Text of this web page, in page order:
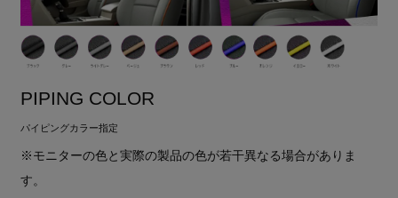
PIPING COLOR
パイピングカラー指定
※モニターの色と実際の製品の色が若干異なる場合がありま
す。